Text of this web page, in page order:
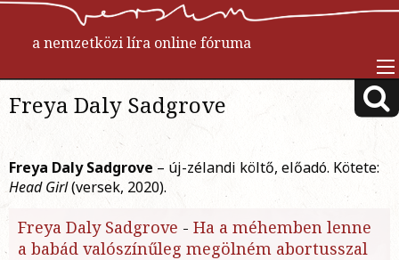
a nemzetközi líra online fóruma
Freya Daly Sadgrove
Freya Daly Sadgrove – új-zélandi költő, előadó. Kötete:
Head Girl(versek, 2020).
Freya Daly Sadgrove - Ha a méhemben lenne
a babád valószínűleg megölném abortusszal